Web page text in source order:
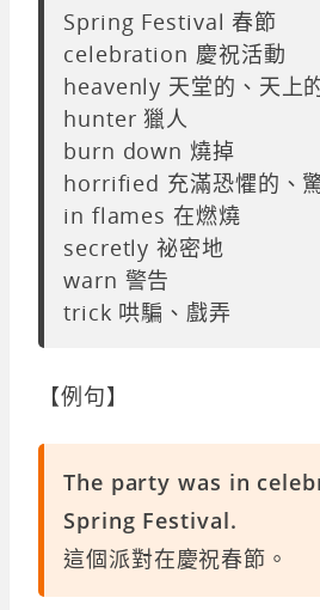
Spring Festival 春節
celebration 慶祝活動
heavenly 天堂的、天上
hunter 獵人
burn down 燒掉
horrified 充滿恐懼的、
in flames 在燃燒
secretly 祕密地
warn 警告
trick 哄騙、戲弄
【例句】
The party was in
Spring Festival.
這個派對在慶祝春節。